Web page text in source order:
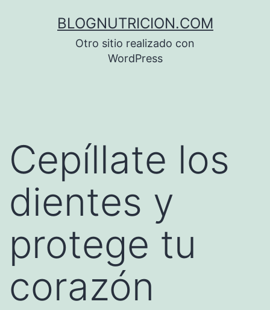
BLOGNUTRICION.COM
Otro sitio realizado con
WordPress
Cepíllate los
dientes y
protege tu
corazón